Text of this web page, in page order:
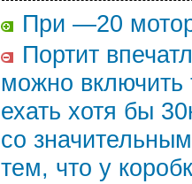
При —20
Портит
можно включить
ехать хотя бы
со
тем, что у